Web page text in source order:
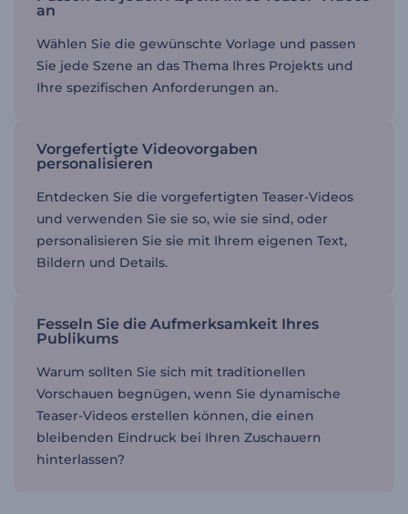
an
Wählen Sie die gewünschte Vorlage und passen
Sie jede Szene an das Thema Ihres Projekts und
Ihre spezifischen Anforderungen an.
Vorgefertigte Videovorgaben
personalisieren
Entdecken Sie die vorgefertigten Teaser-Videos
und verwenden Sie sie so, wie sie sind, oder
personalisieren Sie sie mit Ihrem eigenen Text,
Bildern und Details.
Fesseln Sie die Aufmerksamkeit Ihres
Publikums
Warum sollten Sie sich mit traditionellen
Vorschauen begnügen, wenn Sie dynamische
Teaser-Videos erstellen können, die einen
bleibenden Eindruck bei Ihren Zuschauern
hinterlassen?